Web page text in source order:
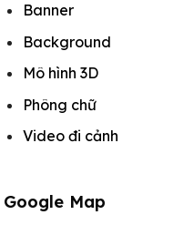
Banner
Background
Mô hình 3D
Phông chữ
Video đi cảnh
Google Map